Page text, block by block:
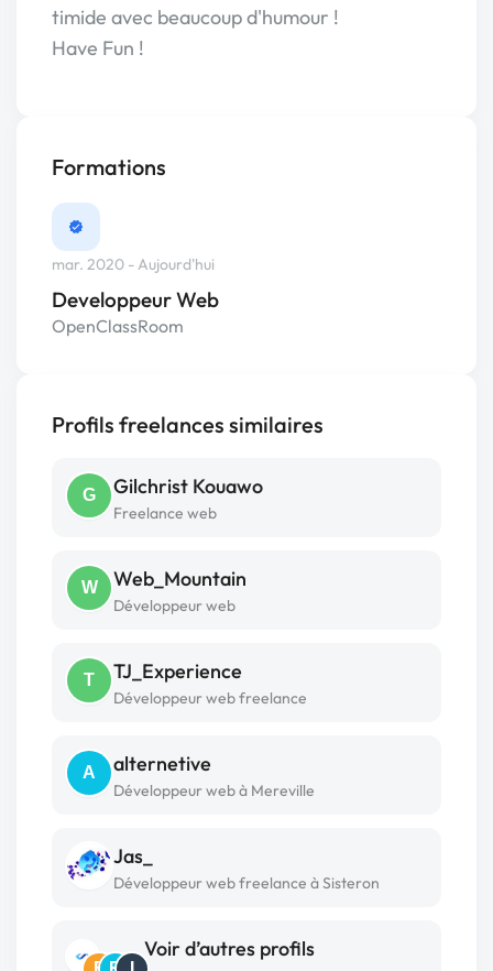
timide avec beaucoup d'humour !
Have Fun !
Formations
mar. 2020 - Aujourd'hui
Developpeur Web
OpenClassRoom
Profils freelances similaires
G Gilchrist Kouawo
Freelance web
W Web_Mountain
Développeur web
T TJ_Experience
Développeur web freelance
A alternetive
Développeur web à Mereville
Jas_
Développeur web freelance à Sisteron
Voir d’autres profils